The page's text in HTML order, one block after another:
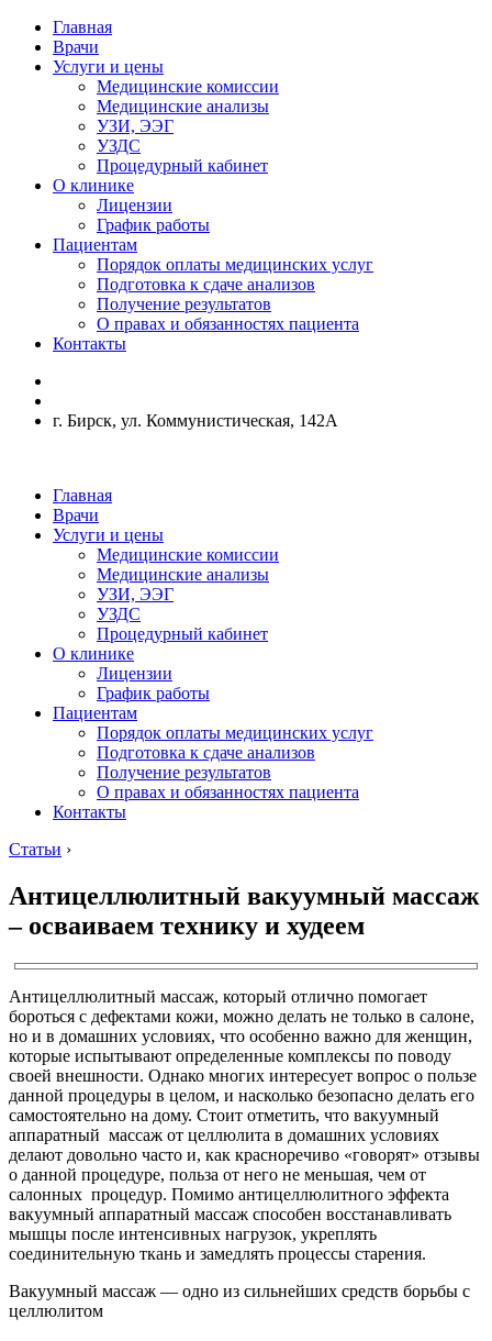
Главная
Врачи
Услуги и цены
Медицинские комиссии
Медицинские анализы
УЗИ, ЭЭГ
УЗДС
Процедурный кабинет
О клинике
Лицензии
График работы
Пациентам
Порядок оплаты медицинских услуг
Подготовка к сдаче анализов
Получение результатов
О правах и обязанностях пациента
Контакты
г. Бирск, ул. Коммунистическая, 142А
Главная
Врачи
Услуги и цены
Медицинские комиссии
Медицинские анализы
УЗИ, ЭЭГ
УЗДС
Процедурный кабинет
О клинике
Лицензии
График работы
Пациентам
Порядок оплаты медицинских услуг
Подготовка к сдаче анализов
Получение результатов
О правах и обязанностях пациента
Контакты
Статьи ›
Антицеллюлитный вакуумный массаж
– осваиваем технику и худеем
Антицеллюлитный массаж, который отлично помогает
бороться с дефектами кожи, можно делать не только в салоне,
но и в домашних условиях, что особенно важно для женщин,
которые испытывают определенные комплексы по поводу
своей внешности. Однако многих интересует вопрос о пользе
данной процедуры в целом, и насколько безопасно делать его
самостоятельно на дому. Стоит отметить, что вакуумный
аппаратный массаж от целлюлита в домашних условиях
делают довольно часто и, как красноречиво «говорят» отзывы
о данной процедуре, польза от него не меньшая, чем от
салонных процедур. Помимо антицеллюлитного эффекта
вакуумный аппаратный массаж способен восстанавливать
мышцы после интенсивных нагрузок, укреплять
соединительную ткань и замедлять процессы старения.
Вакуумный массаж — одно из сильнейших средств борьбы с
целлюлитом